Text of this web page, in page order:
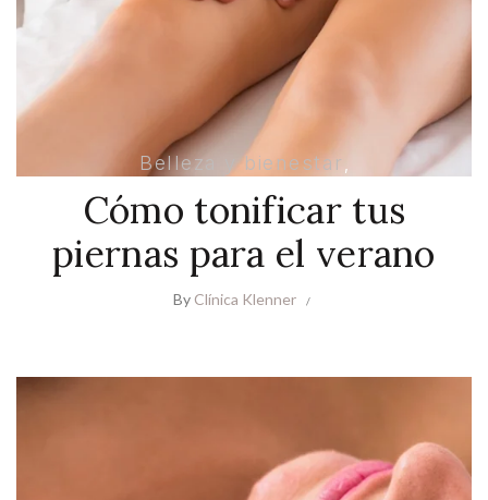
Belleza y bienestar
Cirugía estética corporal
Medicina estética
Cómo tonificar tus
piernas para el verano
By Clínica Klenner